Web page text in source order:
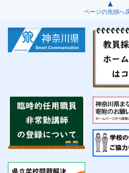
ページの先頭へ